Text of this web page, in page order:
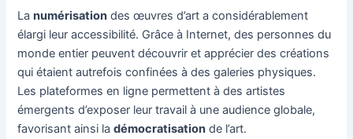
Lanumérisation des œuvres d’art a considérablement
élargi leur accessibilité. Grâce à Internet, des personnes du
monde entier peuvent découvrir et apprécier des créations
qui étaient autrefois confinées à des galeries physiques.
Les plateformes en ligne permettent à des artistes
émergents d’exposer leur travail à une audience globale,
favorisant ainsi ladémocratisation de l’art.